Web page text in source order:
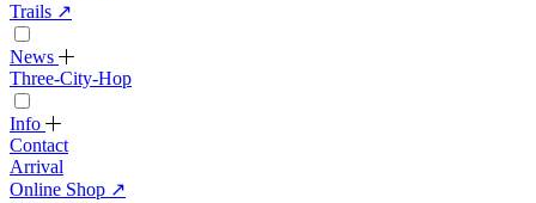
Trails ↗
News
Three-City-Hop
Info
Contact
Arrival
Online Shop ↗